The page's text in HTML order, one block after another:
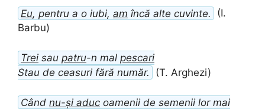
Eu, pentru a o iubi, am încă alte cuvinte.
(I.
Barbu)
Trei sau patru-n mal pescari
Stau de ceasuri fără număr.
(T. Arghezi)
Când nu-și aduc oamenii de semenii lor mai